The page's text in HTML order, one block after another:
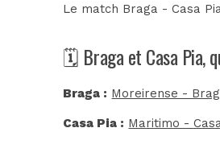
Le match Braga - Casa
🗓️ Braga et Casa Pia,
Braga : Moreirense -
Casa Pia : Maritimo -